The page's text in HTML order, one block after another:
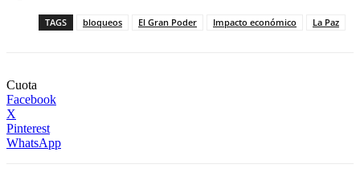
TAGS bloqueos El Gran Poder Impacto económico La Paz
Cuota
Facebook
X
Pinterest
WhatsApp